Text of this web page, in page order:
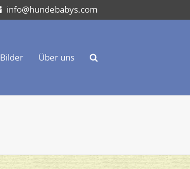
info@hundebabys.com
Bilder Über uns